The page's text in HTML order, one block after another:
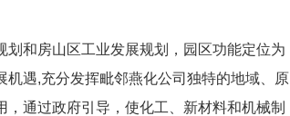
和房山区工业发展规划，园区功能定位为
遇,充分发挥毗邻燕化公司独特的地域、原
通过政府引导，使化工、新材料和机械制